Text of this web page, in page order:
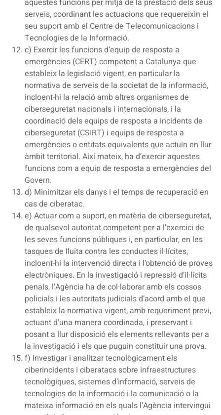
serveis, coordinant les actuacions que requereixin el
seu suport amb el Centre de Telecomunicacions i
Tecnologies de la Informació.
c) Exercir les funcions d’equip de resposta a
emergències (CERT) competent a Catalunya que
estableix la legislació vigent, en particular la
normativa de serveis de la societat de la informació,
incloent-hi la relació amb altres organismes de
ciberseguretat nacionals i internacionals, i la
coordinació dels equips de resposta a incidents de
ciberseguretat (CSIRT) i equips de resposta a
emergències o entitats equivalents que actuïn en llur
àmbit territorial. Així mateix, ha d’exercir aquestes
funcions com a equip de resposta a emergències del
Govern.
d) Minimitzar els danys i el temps de recuperació en
cas de ciberatac.
e) Actuar com a suport, en matèria de ciberseguretat,
de qualsevol autoritat competent per a l’exercici de
les seves funcions públiques i, en particular, en les
tasques de lluita contra les conductes il·lícites,
incloent-hi la intervenció directa i l’obtenció de proves
electròniques. En la investigació i repressió d’il·lícits
penals, l’Agència ha de col·laborar amb els cossos
policials i les autoritats judicials d’acord amb el que
estableix la normativa vigent, amb requeriment previ,
actuant d’una manera coordinada, i preservant i
posant a llur disposició els elements rellevants per a
la investigació i els que puguin constituir una prova.
f) Investigar i analitzar tecnològicament els
ciberincidents i ciberatacs sobre infraestructures
tecnològiques, sistemes d’informació, serveis de
tecnologies de la informació i la comunicació o la
mateixa informació en els quals l’Agència intervingui